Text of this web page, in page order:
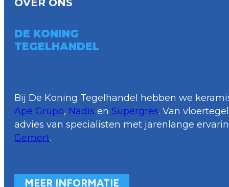
OVER ONS
DE KONING
TEGELHANDEL
Bij De Koning Tegelhandel hebben we
Ape Grupo, Nadis en Supergres. Van
advies van specialisten met jarenlange
Gemert.
MEER INFORMATIE